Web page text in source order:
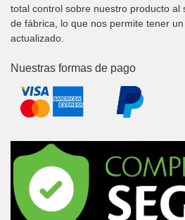
total control sobre nuestro producto al
de fábrica, lo que nos permite tener
actualizado.
Nuestras formas de pago